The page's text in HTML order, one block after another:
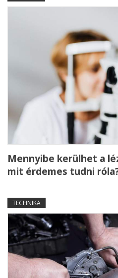
Mennyibe kerülhet a
mit érdemes tudni
TECHNIKA